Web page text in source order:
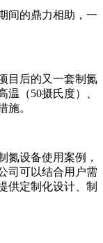
间的鼎力相助，一
目后的又一套制氮
（50摄氏度）、
施。
氮设备使用案例，
司可以结合用户需
供定制化设计、制